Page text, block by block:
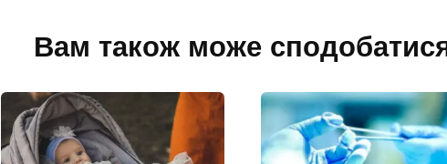
Вам також може